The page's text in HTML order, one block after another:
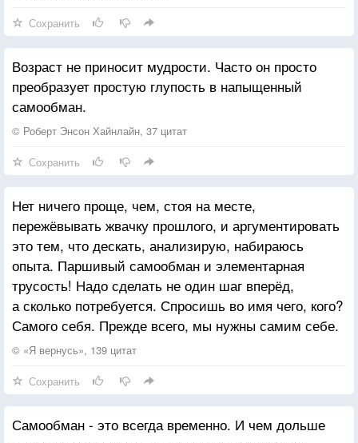
Сохранить
Возраст не приносит мудрости. Часто он просто
преобразует простую глупость в напыщенный
самообман.
© Роберт Энсон Хайнлайн, 37 цитат
Сохранить
Нет ничего проще, чем, стоя на месте,
пережёвывать жвачку прошлого, и аргументировать
это тем, что дескать, анализирую, набираюсь
опыта. Паршивый самообман и элементарная
трусость! Надо сделать не один шаг вперёд,
а сколько потребуется. Спросишь во имя чего, кого?
Самого себя. Прежде всего, мы нужны самим себе.
© «Я вернусь», 139 цитат
Сохранить
Самообман - это всегда временно. И чем дольше